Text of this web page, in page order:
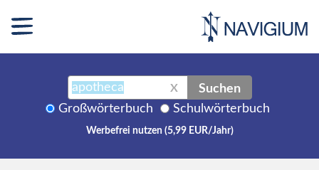
X Suchen
Großwörterbuch Schulwörterbuch
Werbefrei nutzen (5,99 EUR/Jahr)